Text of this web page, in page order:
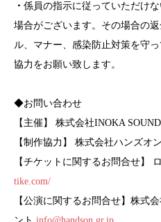
・ 係員の指示に従っていただけ
場合がございます。その場合の
ル、マナー、感染防止対策を守
協力をお願い致します。
◆お問い合わせ
【主催】
株式会社INOKA SOUND
【制作協力】 株式会社ハンズオ
【チケットに関するお問合せ】
tike.com/
【公演に関するお問合せ】 株式